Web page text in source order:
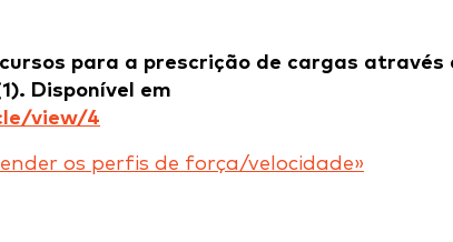
para a prescrição de cargas através
Disponível em
view/4
os perfis de força/velocidade»